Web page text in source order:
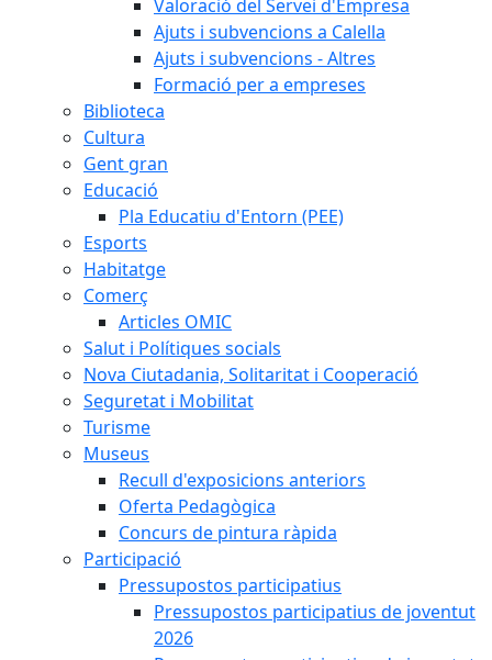
Valoració del Servei d'Empresa
Ajuts i subvencions a Calella
Ajuts i subvencions - Altres
Formació per a empreses
Biblioteca
Cultura
Gent gran
Educació
Pla Educatiu d'Entorn (PEE)
Esports
Habitatge
Comerç
Articles OMIC
Salut i Polítiques socials
Nova Ciutadania, Solitaritat i Cooperació
Seguretat i Mobilitat
Turisme
Museus
Recull d'exposicions anteriors
Oferta Pedagògica
Concurs de pintura ràpida
Participació
Pressupostos participatius
Pressupostos participatius de joventut
2026